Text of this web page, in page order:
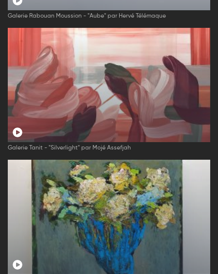
Galerie Rabouan Moussion - "Aube" par Hervé Télémaque
Galerie Tanit - "Silverlight" par Mojé Assefjah